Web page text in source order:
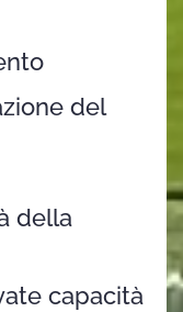
del
della
capacità